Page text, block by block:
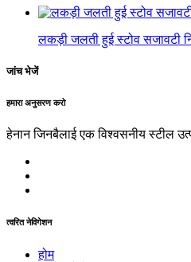
लकड़ी जलती हुई स्टोव सजावटी
जांच भेजें
हमारा अनुसरण करो
हेनान जिनबैलाई एक विश्वसनीय स्टील
त्वरित नेविगेशन
होम